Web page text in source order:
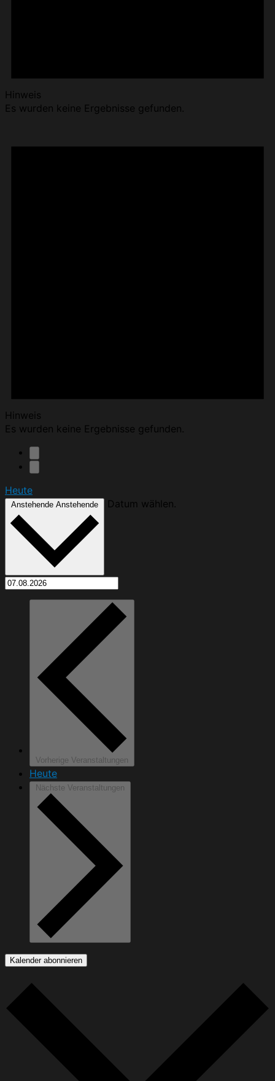
Hinweis
Es wurden keine Ergebnisse gefunden.
Hinweis
Es wurden keine Ergebnisse gefunden.
Heute
Anstehende Anstehende Datum wählen.
Vorherige Veranstaltungen
Heute
Nächste Veranstaltungen
Kalender abonnieren